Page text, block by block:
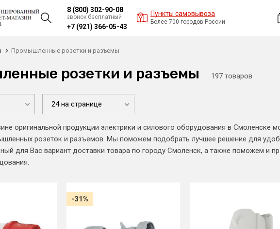
8 (800) 302-90-08
звонок бесплатный
+7 (921) 366-05-43
Пункты самовывоза
Более 700 городов России
Промышленные розетки и разъемы
розетки и разъемы 197 товаров
24 на странице
оригинальной продукции электрики и силового оборудования в Смоленске
розеток и разъемов. Мы поможем подобрать лучшее решение для
для Вас вариант доставки товара по городу Смоленск, а также поможем и
-31%